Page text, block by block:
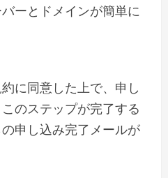
ーとドメインが簡単に
に同意した上で、申し
のステップが完了する
申し込み完了メールが